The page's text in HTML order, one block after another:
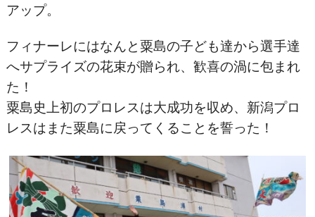
アップ。
フィナーレにはなんと粟島の子ども達から選手達
へサプライズの花束が贈られ、歓喜の渦に包まれ
た！
粟島史上初のプロレスは大成功を収め、新潟プロ
レスはまた粟島に戻ってくることを誓った！